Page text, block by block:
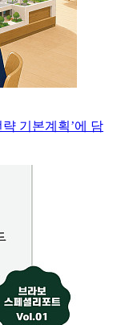
기본계획’에 담